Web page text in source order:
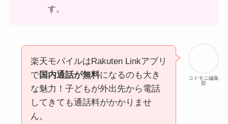
す。
コドモニ編集
部
楽天モバイルはRakuten Linkアプリ
で国内通話が無料になるのも大き
な魅力！子どもが外出先から電話
してきても通話料がかかりませ
ん。